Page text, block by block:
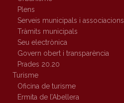
Plens
Serveis municipals i associacions
Tràmits municipals
Seu electrònica
Govern obert i transparència
Prades 20.20
Turisme
Oficina de turisme
Ermita de l’Abellera